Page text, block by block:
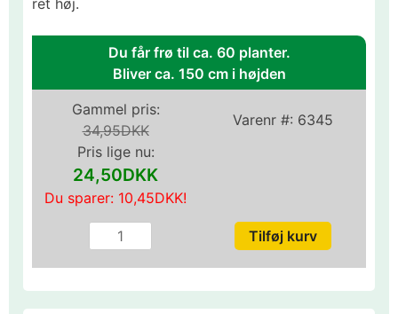
ret høj.
Du får frø til ca. 60 planter.
Bliver ca. 150 cm i højden
Varenr #: 6345
Gammel pris:
34,95DKK
Pris lige nu:
24,50DKK
Du sparer: 10,45DKK!